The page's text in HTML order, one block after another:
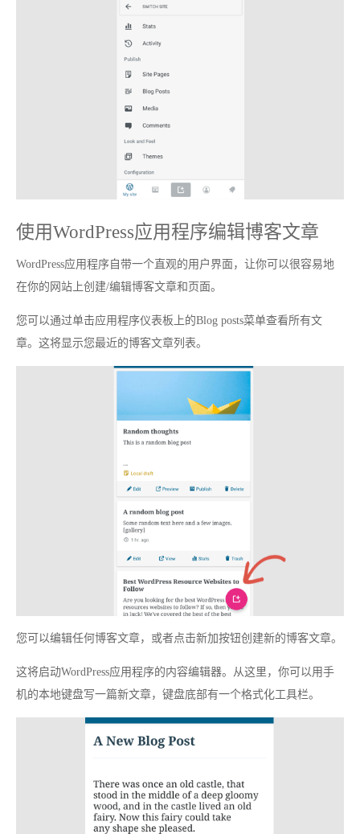
使用WordPress应用程序编辑博客文章
WordPress应用程序自带一个直观的用户界面，让你可以很容易地
在你的网站上创建/编辑博客文章和页面。
您可以通过单击应用程序仪表板上的Blog posts菜单查看所有文
章。这将显示您最近的博客文章列表。
您可以编辑任何博客文章，或者点击新加按钮创建新的博客文章。
这将启动WordPress应用程序的内容编辑器。从这里，你可以用手
机的本地键盘写一篇新文章，键盘底部有一个格式化工具栏。